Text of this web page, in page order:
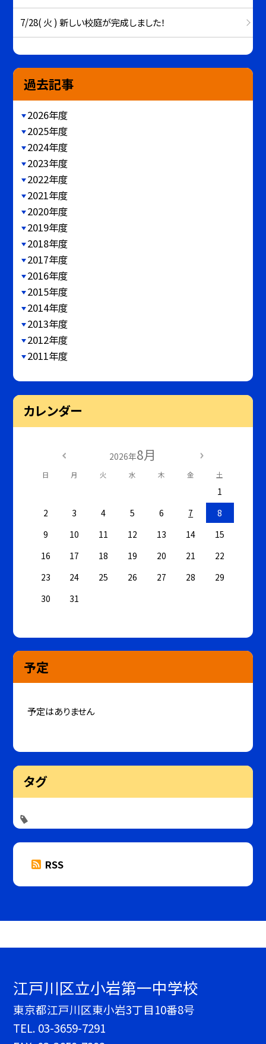
7/28( 火 ) 新しい校庭が完成しました！
過去記事
2026年度
2025年度
2024年度
2023年度
2022年度
2021年度
2020年度
2019年度
2018年度
2017年度
2016年度
2015年度
2014年度
2013年度
2012年度
2011年度
カレンダー
2026年8月
日 月 火 水 木 金 土
1
2
3 4 5 6 7
8
9
10 11 12 13 14
15
16
17 18 19 20 21
22
23
24 25 26 27 28
29
30
31
予定
予定はありません
タグ
RSS
江戸川区立小岩第一中学校
東京都江戸川区東小岩3丁目10番8号
TEL. 03-3659-7291